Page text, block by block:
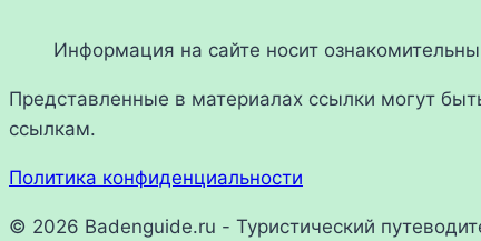
Информация на сайте носит
Представленные в материалах ссылки могут
ссылкам.
Политика конфиденциальности
© 2026 Badenguide.ru - Туристический